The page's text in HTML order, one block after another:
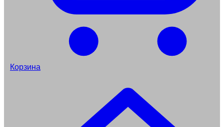
Корзина